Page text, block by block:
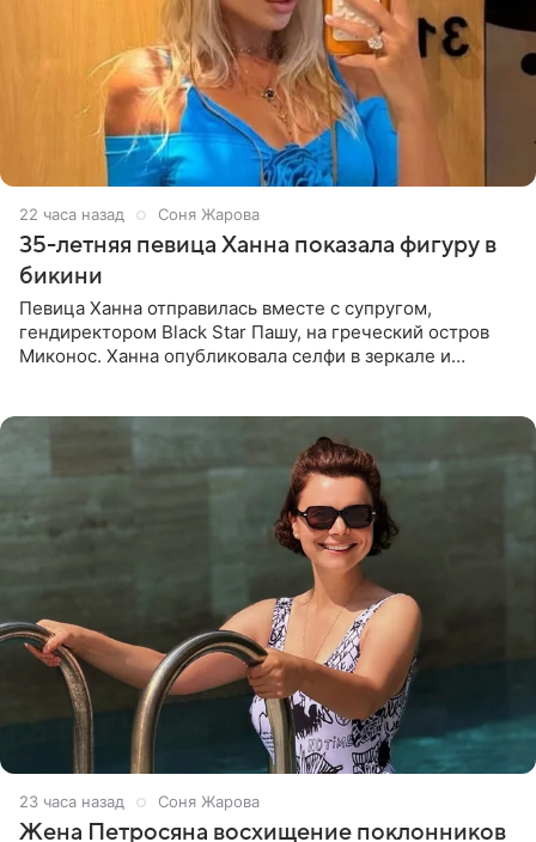
22 часа назад Соня Жарова
35-летняя певица Ханна показала фигуру в
бикини
Певица Ханна отправилась вместе с супругом,
гендиректором Black Star Пашу, на греческий остров
Миконос. Ханна опубликовала селфи в зеркале и
23 часа назад Соня Жарова
Жена Петросяна восхищение поклонников